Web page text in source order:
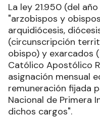
La ley 21.950 (del
"arzobispos y
arquidiócesis,
(circunscripción
obispo) y exarcados
Católico Apostólico
asignación mensual
remuneración fijada
Nacional de Primera
dichos cargos".